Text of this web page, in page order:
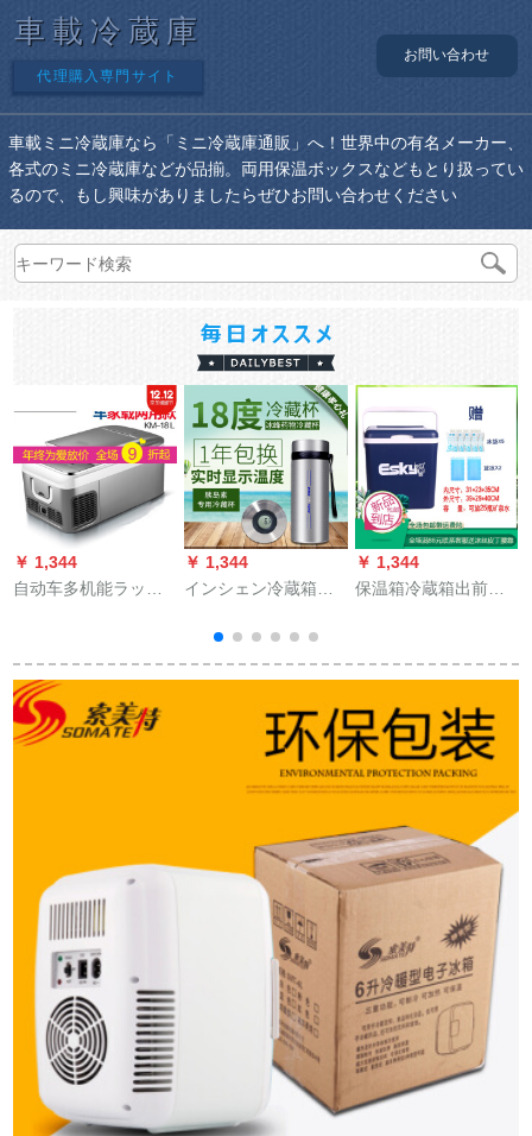
車載冷蔵庫
代理購入専門サイト
お問い合わせ
車載ミニ冷蔵庫なら「ミニ冷蔵庫通販」へ！世界中の有名メーカー、
各式のミニ冷蔵庫などが品揃。両用保温ボックスなどもとり扱ってい
るので、もし興味がありましたらぜひお問い合わせください
￥ 1,344
自动车多机能ラッド
用しているところを
発见しました。
￥ 1,344
インシェン冷蔵箱便
庫干渉素mini保温恒
温カプ氷袋5度杯(知
￥ 1,344
保温箱冷蔵箱出前家
保温箱26 Lジップレ
ク